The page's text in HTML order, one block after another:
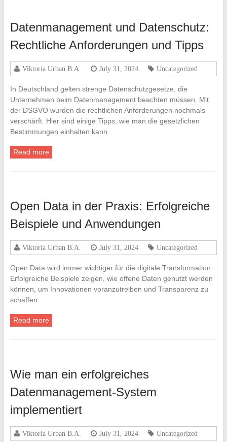
Datenmanagement und Datenschutz:
Rechtliche Anforderungen und Tipps
Viktoria Urban B.A. July 31, 2024 Uncategorized
In Deutschland gelten strenge Datenschutzgesetze, die
Unternehmen beim Datenmanagement beachten müssen. Mit
der DSGVO wurden die rechtlichen Anforderungen nochmals
verschärft. Hier sind einige Tipps, wie man die gesetzlichen
Bestimmungen einhalten kann.
Read more
Open Data in der Praxis: Erfolgreiche
Beispiele und Anwendungen
Viktoria Urban B.A. July 31, 2024 Uncategorized
Open Data wird immer wichtiger für die digitale Transformation.
Erfolgreiche Beispiele zeigen, wie offene Daten genutzt werden
können, um Innovationen voranzutreiben und Transparenz zu
schaffen.
Read more
Wie man ein erfolgreiches
Datenmanagement-System
implementiert
Viktoria Urban B.A. July 31, 2024 Uncategorized